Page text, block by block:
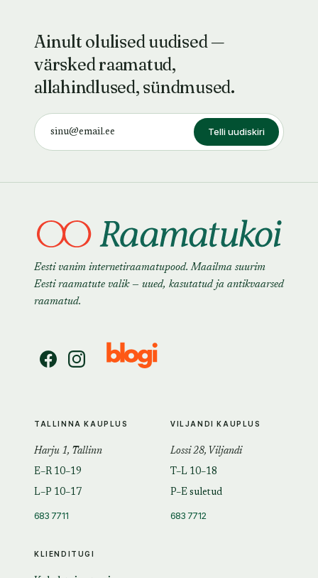
Ainult olulised uudised —
värsked raamatud,
allahindlused, sündmused.
Telli uudiskiri
Eesti vanim internetiraamatupood. Maailma suurim
Eesti raamatute valik — uued, kasutatud ja antikvaarsed
raamatud.
KLIENDITUGI
TALLINNA KAUPLUS
Harju 1, Tallinn
E–R 10–19
L–P 10–17
683 7711
VILJANDI KAUPLUS
Lossi 28, Viljandi
T–L 10–18
P–E suletud
683 7712